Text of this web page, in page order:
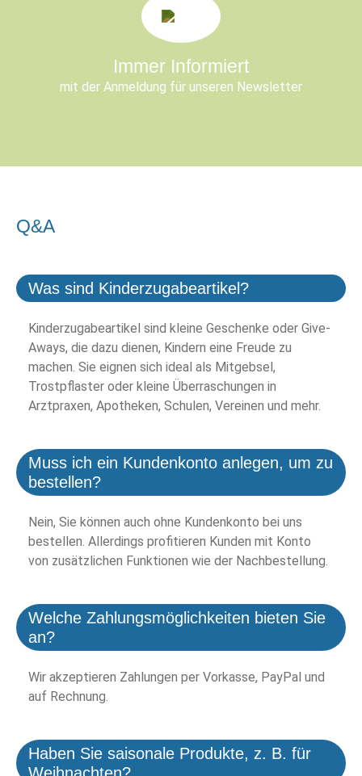
Immer Informiert
mit der Anmeldung für unseren Newsletter
Q&A
Was sind Kinderzugabeartikel?
Kinderzugabeartikel sind kleine Geschenke oder Give-
Aways, die dazu dienen, Kindern eine Freude zu
machen. Sie eignen sich ideal als Mitgebsel,
Trostpflaster oder kleine Überraschungen in
Arztpraxen, Apotheken, Schulen, Vereinen und mehr.
Muss ich ein Kundenkonto anlegen, um zu
bestellen?
Nein, Sie können auch ohne Kundenkonto bei uns
bestellen. Allerdings profitieren Kunden mit Konto
von zusätzlichen Funktionen wie der Nachbestellung.
Welche Zahlungsmöglichkeiten bieten Sie
an?
Wir akzeptieren Zahlungen per Vorkasse, PayPal und
auf Rechnung.
Haben Sie saisonale Produkte, z. B. für